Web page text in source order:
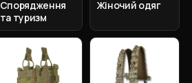
Спорядження
та туризм
Жіночий одяг